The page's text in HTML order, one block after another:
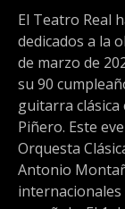
El Teatro Real
dedicados a la
de marzo de
su 90
guitarra clásica
Piñero. Este
Orquesta
Antonio
internacionales